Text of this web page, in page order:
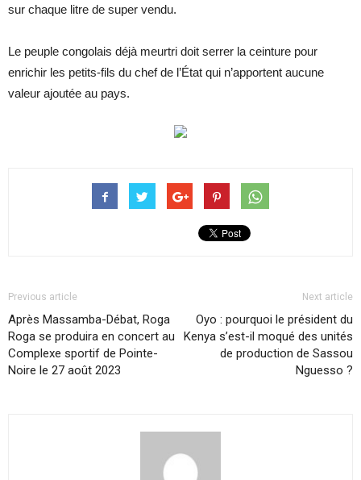
sur chaque litre de super vendu.
Le peuple congolais déjà meurtri doit serrer la ceinture pour
enrichir les petits-fils du chef de l’État qui n’apportent aucune
valeur ajoutée au pays.
Previous article
Après Massamba-Débat, Roga
Roga se produira en concert au
Complexe sportif de Pointe-
Noire le 27 août 2023
Next article
Oyo : pourquoi le président du
Kenya s’est-il moqué des unités
de production de Sassou
Nguesso ?